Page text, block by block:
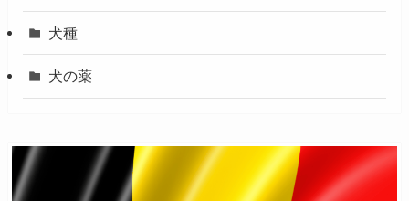
犬種
犬の薬